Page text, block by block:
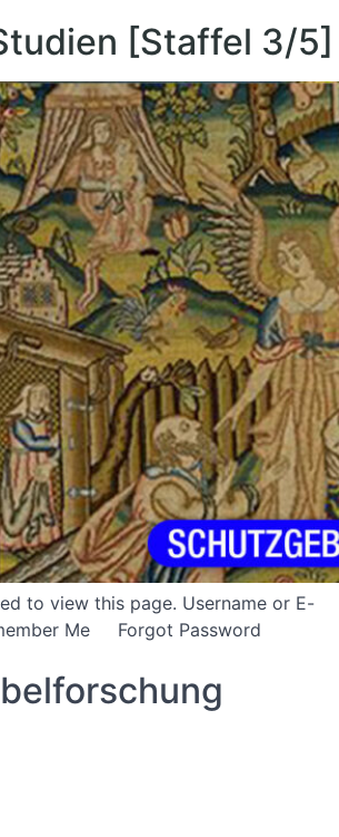
[Staffel 3/5]
to view this page. Username or E-
Me Forgot Password